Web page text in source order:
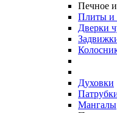
Печное
Плиты и
Дверки
Духовки
Мангалы